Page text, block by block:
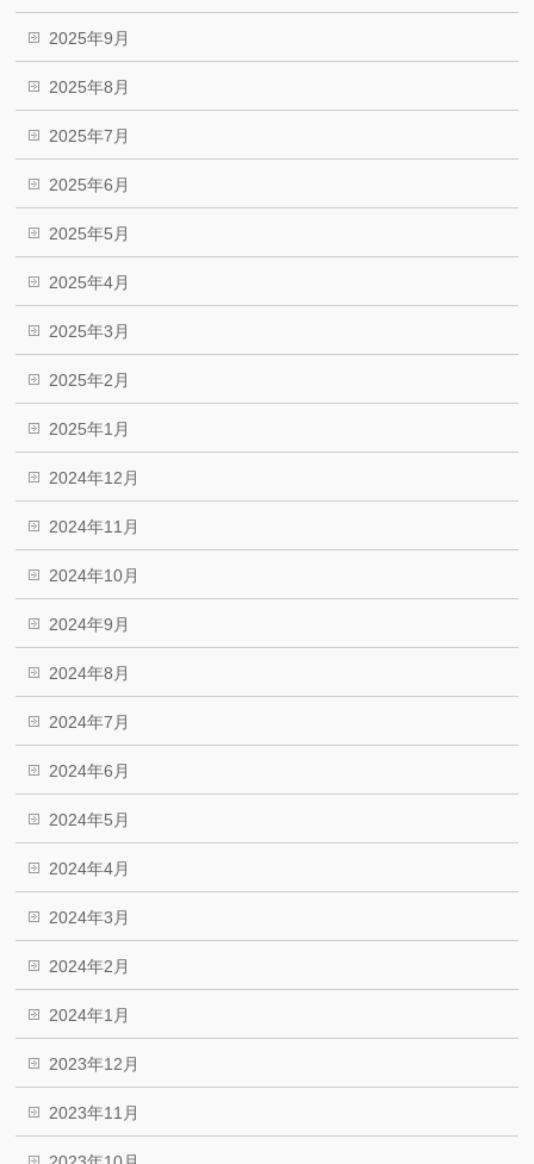
2025年9月
2025年8月
2025年7月
2025年6月
2025年5月
2025年4月
2025年3月
2025年2月
2025年1月
2024年12月
2024年11月
2024年10月
2024年9月
2024年8月
2024年7月
2024年6月
2024年5月
2024年4月
2024年3月
2024年2月
2024年1月
2023年12月
2023年11月